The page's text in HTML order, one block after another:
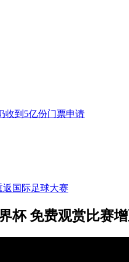
收到5亿份门票申请
国际足球大赛
杯 免费观赏比赛